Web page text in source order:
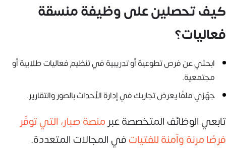
كيف تحصلين على وظيفة منسقة
فعاليات؟
ابحثي عن فرص تطوعية أو تدريبية في تنظيم فعاليات طلابية أو
مجتمعية.
جهّزي ملفًا يعرض تجاربك في إدارة الأحداث بالصور والتقارير.
تابعي الوظائف المتخصصة عبر منصة صبار، التي توفّر
فرصًا مرنة وآمنة للفتياتفي المجالات المتعددة.